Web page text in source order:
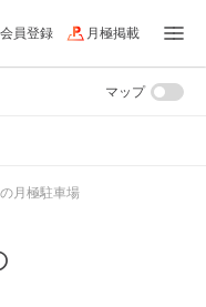
会員登録 月極掲載
マップ
月極駐車場